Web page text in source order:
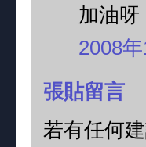
加油呀
2008
張貼留言
若有任何